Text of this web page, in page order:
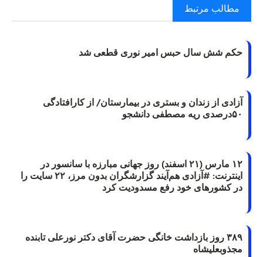
مطالب مرتبط
حکم شش سال حبس امیر نوری قطعی شد
آزادی از زندان و بستری در بیمارستان/ از کارافتادگی
۵۰درصدی ریه مصطفی دانشجو
۱۲ مارس (۲۱ اسفند) روز جهانی مبارزه با سانسور در
اینترنت: #آزادی هم‌آیند گزارشگران‌ بدون مرز، ۲۲ سایت را
در کشورهای خود رفع مسدودیت کرد
۳۸۹ روز بازداشت خانگی حضرت آقای دکتر نورعلی تابنده
مجذوبعلیشاه